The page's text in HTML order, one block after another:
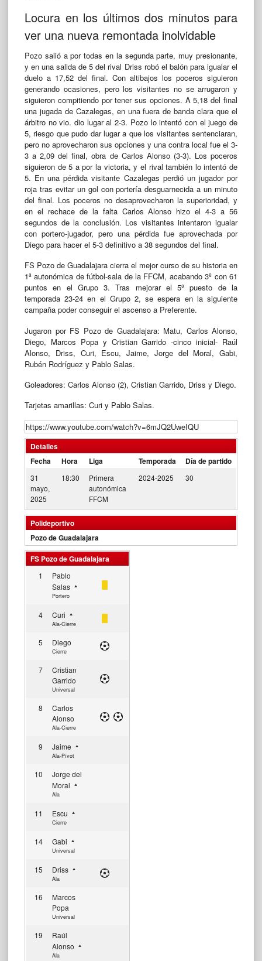
Locura en los últimos dos minutos para
ver una nueva remontada inolvidable
Pozo salió a por todas en la segunda parte, muy presionante,
y en una salida de 5 del rival Driss robó el balón para igualar el
duelo a 17,52 del final. Con altibajos los poceros siguieron
generando ocasiones, pero los visitantes no se arrugaron y
siguieron compitiendo por tener sus opciones. A 5,18 del final
una jugada de Cazalegas, en una fuera de banda clara que el
árbitro no vio. dio lugar al 2-3. Pozo lo intentó con el juego de
5, riesgo que pudo dar lugar a que los visitantes sentenciaran,
pero no aprovecharon sus opciones y una contra local fue el 3-
3 a 2,09 del final, obra de Carlos Alonso (3-3). Los poceros
siguieron de 5 a por la victoria, y el rival también lo intentó de
5. En una pérdida visitante Cazalegas perdió un jugador por
roja tras evitar un gol con portería desguarnecida a un minuto
del final. Los poceros no desaprovecharon la superioridad, y
en el rechace de la falta Carlos Alonso hizo el 4-3 a 56
segundos de la conclusión. Los visitantes intentaron igualar
con portero-jugador, pero una pérdida fue aprovechada por
Diego para hacer el 5-3 definitivo a 38 segundos del final.
FS Pozo de Guadalajara cierra el mejor curso de su historia en
1ª autonómica de fútbol-sala de la FFCM, acabando 3º con 61
puntos en el Grupo 3. Tras mejorar el 5º puesto de la
temporada 23-24 en el Grupo 2, se espera en la siguiente
campaña poder conseguir el ascenso a Preferente.
Jugaron por FS Pozo de Guadalajara: Matu, Carlos Alonso,
Diego, Marcos Popa y Cristian Garrido -cinco inicial- Raúl
Alonso, Driss, Curi, Escu, Jaime, Jorge del Moral, Gabi,
Rubén Rodríguez y Pablo Salas.
Goleadores: Carlos Alonso (2), Cristian Garrido, Driss y Diego.
Tarjetas amarillas: Curi y Pablo Salas.
https://www.youtube.com/watch?v=6mJQ2UweIQU
Detalles
Fecha
Hora Liga Temporada Día de partido
31
mayo,
2025
18:30
Primera
autonómica
FFCM
2024-2025 30
Polideportivo
Pozo de Guadalajara
FS Pozo de Guadalajara
1
Pablo
Salas
Portero
4 Curi
Ala-Cierre
5 Diego
Cierre
7
Cristian
Garrido
Universal
8
Carlos
Alonso
Ala-Cierre
9 Jaime
Ala-Pívot
10
Jorge del
Moral
Ala
11 Escu
Cierre
14 Gabi
Universal
15 Driss
Ala
16
Marcos
Popa
Universal
19
Raúl
Alonso
Ala